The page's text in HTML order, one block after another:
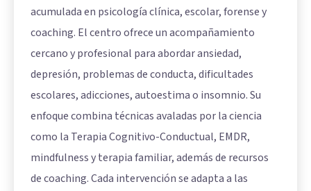
acumulada en psicología clínica, escolar, forense y
coaching. El centro ofrece un acompañamiento
cercano y profesional para abordar ansiedad,
depresión, problemas de conducta, dificultades
escolares, adicciones, autoestima o insomnio. Su
enfoque combina técnicas avaladas por la ciencia
como la Terapia Cognitivo-Conductual, EMDR,
mindfulness y terapia familiar, además de recursos
de coaching. Cada intervención se adapta a las